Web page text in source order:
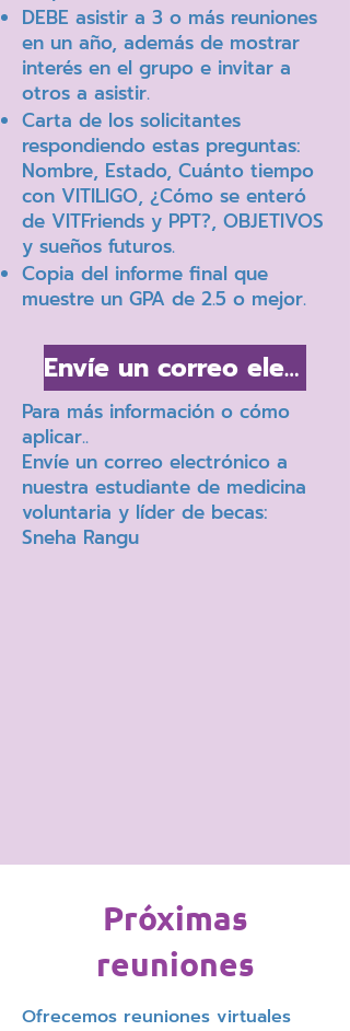
DEBE asistir a 3 o más reuniones
en un año, además de mostrar
interés en el grupo e invitar a
otros a asistir.
Carta de los solicitantes
respondiendo estas preguntas:
Nombre, Estado, Cuánto tiempo
con VITILIGO, ¿Cómo se enteró
de VITFriends y PPT?, OBJETIVOS
y sueños futuros.
Copia del informe final que
muestre un GPA de 2.5 o mejor.
Envíe un correo electrónico a Sneha
Para más información o cómo
aplicar..
Envíe un correo electrónico a
nuestra estudiante de medicina
voluntaria y líder de becas:
Sneha Rangu
Próximas
reuniones
Ofrecemos reuniones virtuales